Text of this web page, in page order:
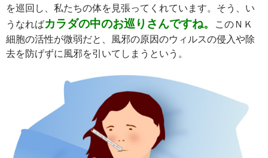
を巡回し、私たちの体を見張ってくれています。そう、い
うなればカラダの中のお巡りさんですね。
このＮＫ
細胞の活性が微弱だと、風邪の原因のウィルスの侵入や除
去を防げずに風邪を引いてしまうという。